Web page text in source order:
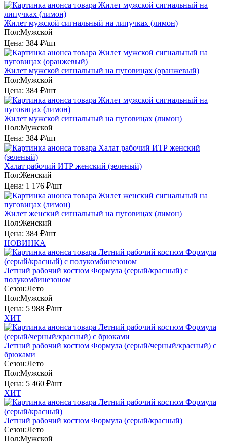
Жилет мужской сигнальный на липучках (лимон)
Пол:Мужской
Цена: 384 ₽/шт
Жилет мужской сигнальный на пуговицах (оранжевый)
Пол:Мужской
Цена: 384 ₽/шт
Жилет мужской сигнальный на пуговицах (лимон)
Пол:Мужской
Цена: 384 ₽/шт
Халат рабочий ИТР женский (зеленый)
Пол:Женский
Цена: 1 176 ₽/шт
Жилет женский сигнальный на пуговицах (лимон)
Пол:Женский
Цена: 384 ₽/шт
НОВИНКА
Летний рабочий костюм Формула (серый/красный) с
полукомбинезоном
Сезон:Лето
Пол:Мужской
Цена: 5 988 ₽/шт
ХИТ
Летний рабочий костюм Формула (серый/черный/красный) с
брюками
Сезон:Лето
Пол:Мужской
Цена: 5 460 ₽/шт
ХИТ
Летний рабочий костюм Формула (серый/красный)
Сезон:Лето
Пол:Мужской